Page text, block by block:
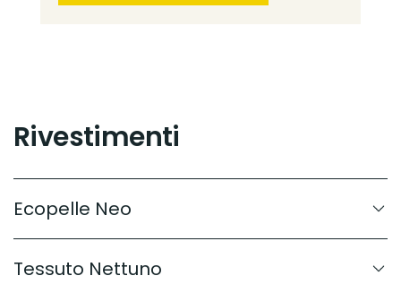
Rivestimenti
Ecopelle Neo
Tessuto Nettuno